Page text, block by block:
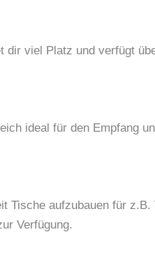
dir viel Platz und verfügt
ideal für den Empfang
Tische aufzubauen für
Verfügung.